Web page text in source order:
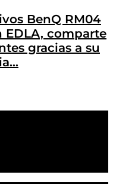
BenQ RM04
comparte
gracias a su